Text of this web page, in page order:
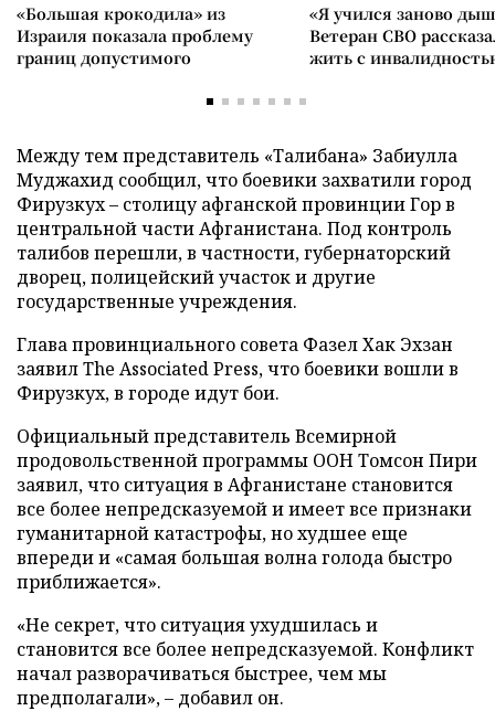
«Большая крокодила» из
Израиля показала проблему
границ допустимого
«Я учился заново
Ветеран СВО
жить с
Между тем представитель «Талибана» Забиулла
Муджахид сообщил, что боевики захватили город
Фирузкух – столицу афганской провинции Гор в
центральной части Афганистана. Под контроль
талибов перешли, в частности, губернаторский
дворец, полицейский участок и другие
государственные учреждения.
Глава провинциального совета Фазел Хак Эхзан
заявил The Associated Press, что боевики вошли в
Фирузкух, в городе идут бои.
Официальный представитель Всемирной
продовольственной программы ООН Томсон Пири
заявил, что ситуация в Афганистане становится
все более непредсказуемой и имеет все признаки
гуманитарной катастрофы, но худшее еще
впереди и «самая большая волна голода быстро
приближается».
«Не секрет, что ситуация ухудшилась и
становится все более непредсказуемой. Конфликт
начал разворачиваться быстрее, чем мы
предполагали», – добавил он.